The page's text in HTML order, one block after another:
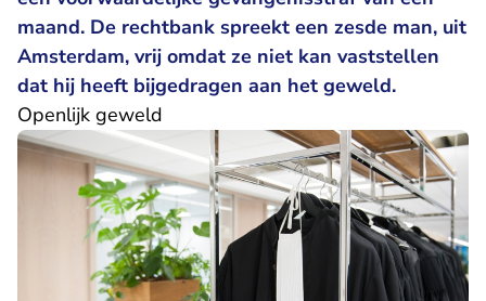
maand. De rechtbank spreekt een zesde man, uit
Amsterdam, vrij omdat ze niet kan vaststellen
dat hij heeft bijgedragen aan het geweld.
Openlijk geweld